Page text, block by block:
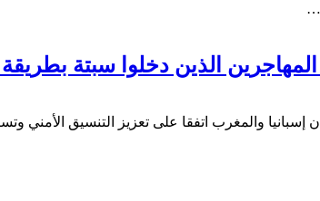
…
الذين دخلوا سبتة
وزارة الداخلية الإسبانية، اليوم الخميس 30 يوليوز 2026، أن إسبانيا